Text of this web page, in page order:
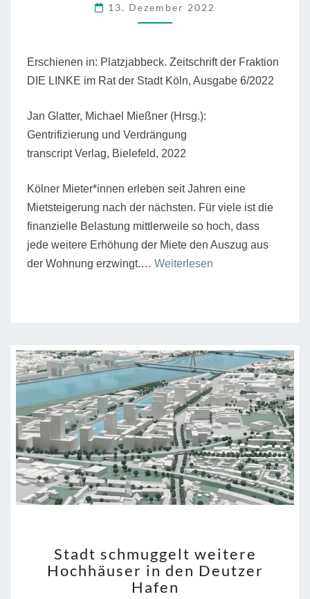
VERHINDERN
13. Dezember 2022
Erschienen in: Platzjabbeck. Zeitschrift der Fraktion
DIE LINKE im Rat der Stadt Köln, Ausgabe 6/2022
Jan Glatter, Michael Mießner (Hrsg.):
Gentrifizierung und Verdrängung
transcript Verlag, Bielefeld, 2022
Kölner Mieter*innen erleben seit Jahren eine
Mietsteigerung nach der nächsten. Für viele ist die
finanzielle Belastung mittlerweile so hoch, dass
jede weitere Erhöhung der Miete den Auszug aus
der Wohnung erzwingt.… Weiterlesen
verhindern”
SCHMUGGELT
WEITERE
HOCHHÄUSER
Stadt schmuggelt weitere
Hochhäuser in den Deutzer
Hafen